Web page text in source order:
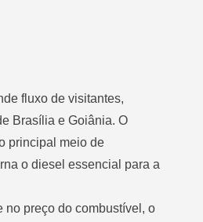
fluxo de visitantes,
Brasília e Goiânia. O
principal meio de
o diesel essencial para a
no preço do combustível, o